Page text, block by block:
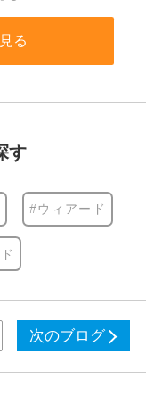
る
す
#ウィアード
次のブログ